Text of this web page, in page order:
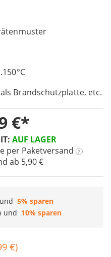
Brandschutzplatte, etc.
AUF LAGER
per Paketversand ?
ab 5,90 €
€
5% sparen
und 10% sparen
€)